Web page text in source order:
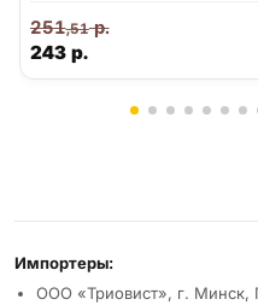
243 р.
251,51р.
Реквизиты и
Импортеры:
ООО «Триовист», г.